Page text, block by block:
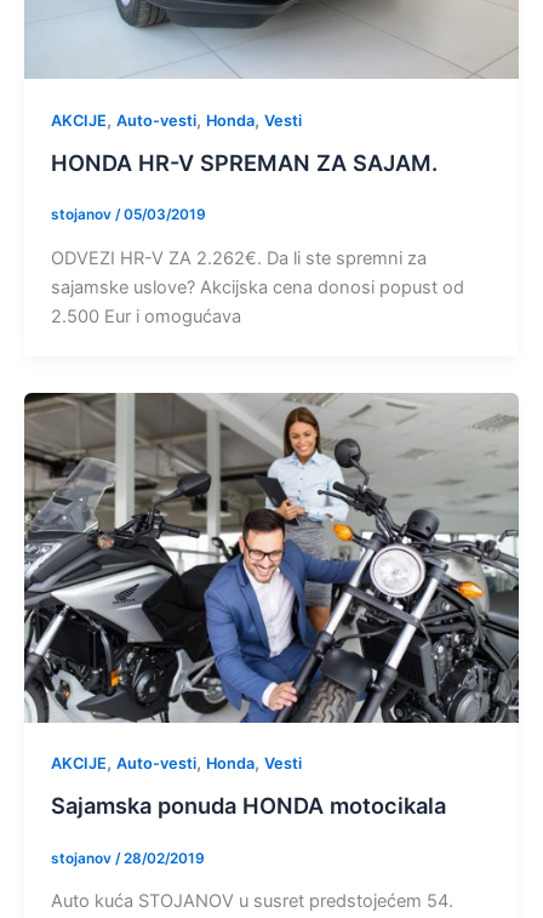
AKCIJE, Auto-vesti, Honda, Vesti
HONDA HR-V SPREMAN ZA SAJAM.
stojanov /05/03/2019
ODVEZI HR-V ZA 2.262€. Da li ste spremni za
sajamske uslove? Akcijska cena donosi popust od
2.500 Eur i omogućava
AKCIJE, Auto-vesti, Honda, Vesti
Sajamska ponuda HONDA motocikala
stojanov /28/02/2019
Auto kuća STOJANOV u susret predstojećem 54.